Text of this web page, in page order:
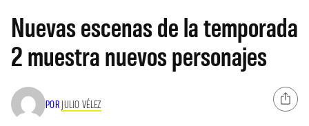
Nuevas escenas de la temporada
2 muestra nuevos personajes
POR JULIO VÉLEZ